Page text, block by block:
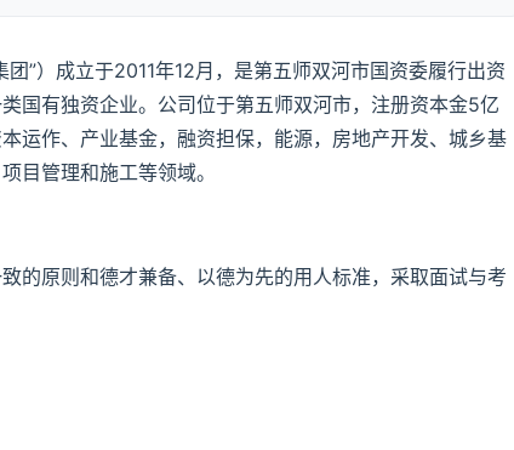
”）成立于2011年12月，是第五师双河市国资委履行出资
国有独资企业。公司位于第五师双河市，注册资本金5亿
运作、产业基金，融资担保，能源，房地产开发、城乡基
目管理和施工等领域。
的原则和德才兼备、以德为先的用人标准，采取面试与考